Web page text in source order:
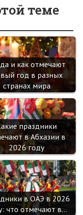
n
es
t
a
m
теме
и как отмечают
год в разных
странах мира
праздники
в Абхазии в
2026 году
в ОАЭ в 2026
что отмечают в…